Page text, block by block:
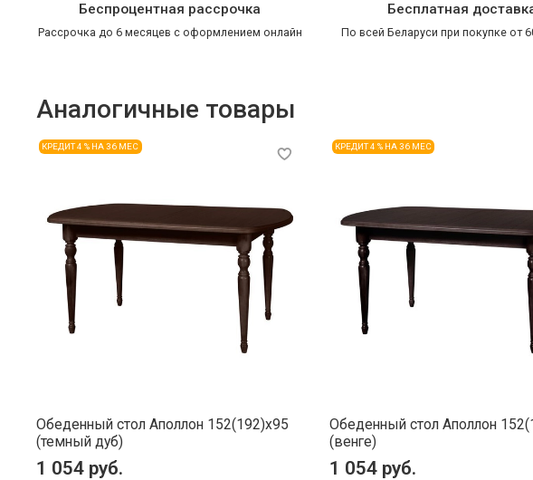
Беспроцентная рассрочка
Рассрочка до 6 месяцев с оформлением онлайн
Бесплатная
По всей Беларуси при покупке от
Аналогичные товары
КРЕДИТ 4 % НА 36 МЕС
Обеденный стол Аполлон 152(192)x95
(темный дуб)
1 054 руб.
КРЕДИТ 4 % НА 36 МЕС
Обеденный стол Аполлон
(венге)
1 054 руб.